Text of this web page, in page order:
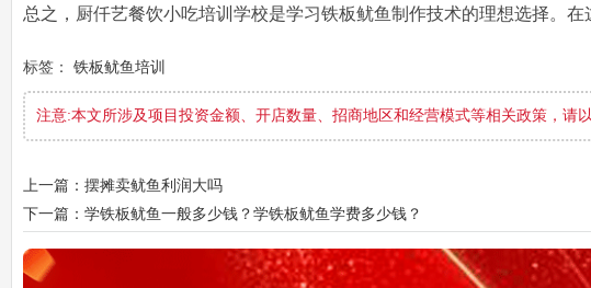
总之，厨仟艺餐饮小吃培训学校是学习铁板鱿鱼制作技术的理想选择。
标签： 铁板鱿鱼培训
注意:本文所涉及项目投资金额、开店数量、招商地区和经营模式等相关政策，请
上一篇：摆摊卖鱿鱼利润大吗
下一篇：学铁板鱿鱼一般多少钱？学铁板鱿鱼学费多少钱？